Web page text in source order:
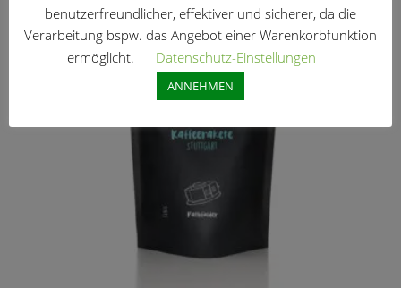
benutzerfreundlicher, effektiver und sicherer, da die
Verarbeitung bspw. das Angebot einer Warenkorbfunktion
ermöglicht.
Datenschutz-Einstellungen
ANNEHMEN